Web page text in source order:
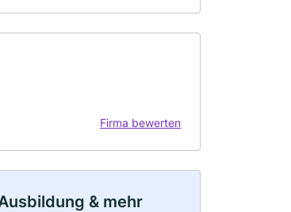
Firma bewerten
& mehr